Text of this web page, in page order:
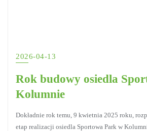
2026-04-13
Rok budowy osiedla
Kolumnie
Dokładnie rok temu, 9 kwietnia 2025 roku,
etap realizacji osiedla Sportowa Park w